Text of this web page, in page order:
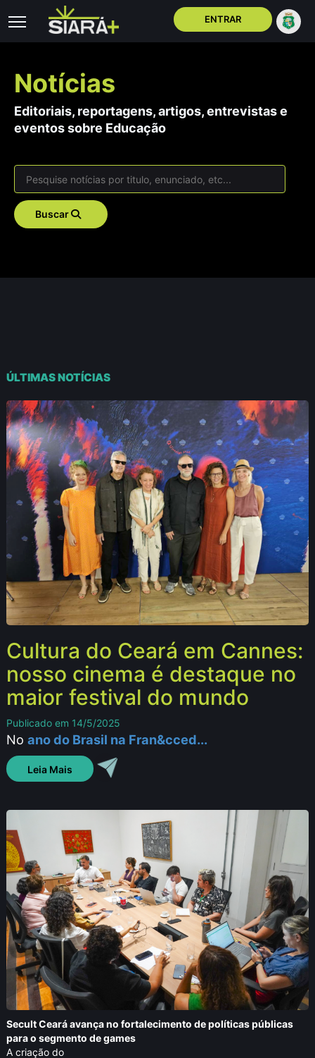
ENTRAR
Notícias
Editoriais, reportagens, artigos, entrevistas e
eventos sobre Educação
Buscar
ÚLTIMAS NOTÍCIAS
Cultura do Ceará em Cannes:
nosso cinema é destaque no
maior festival do mundo
Publicado em 14/5/2025
Noano do Brasil na Fran&cced...
Leia Mais
Secult Ceará avança no fortalecimento de políticas públicas
para o segmento de games
A criação do